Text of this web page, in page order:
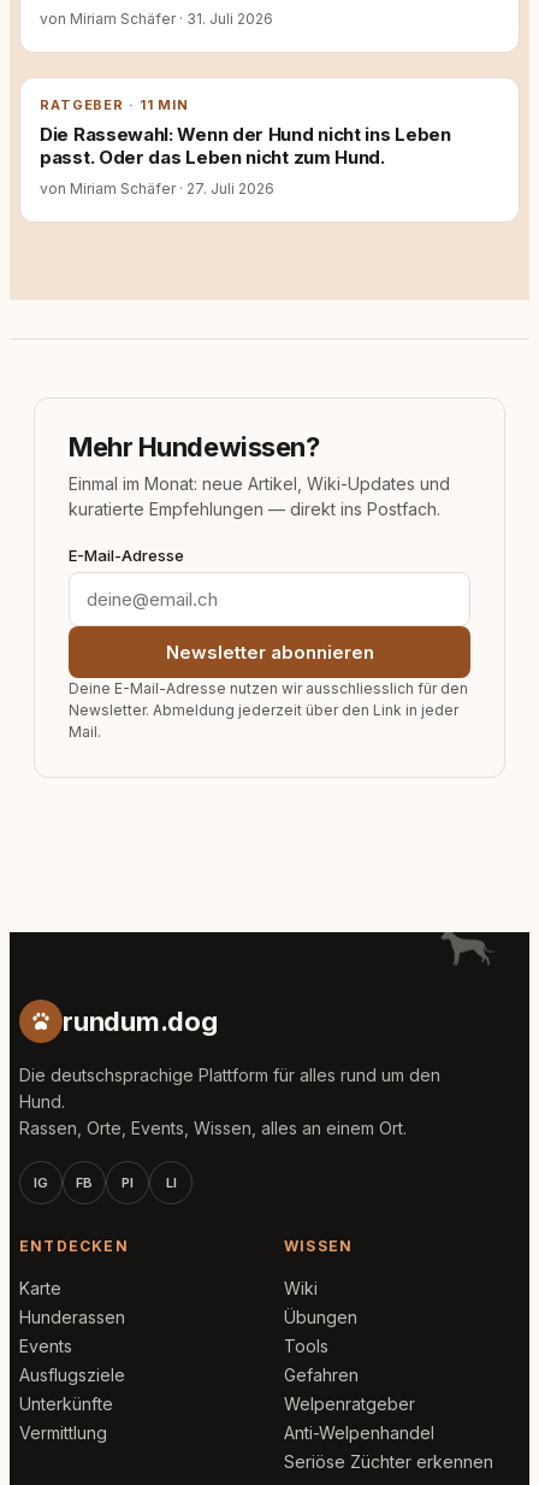
von Miriam Schäfer · 31. Juli 2026
RATGEBER · 11 MIN
Die Rassewahl: Wenn der Hund nicht ins Leben
passt. Oder das Leben nicht zum Hund.
von Miriam Schäfer · 27. Juli 2026
Mehr Hundewissen?
Einmal im Monat: neue Artikel, Wiki-Updates und
kuratierte Empfehlungen — direkt ins Postfach.
E-Mail-Adresse
Newsletter abonnieren
Deine E-Mail-Adresse nutzen wir ausschliesslich für den
Newsletter. Abmeldung jederzeit über den Link in jeder
Mail.
rundum.dog
Die deutschsprachige Plattform für alles rund um den
Hund.
Rassen, Orte, Events, Wissen, alles an einem Ort.
IG FB PI LI
ENTDECKEN
Karte
Hunderassen
Events
Ausflugsziele
Unterkünfte
Vermittlung
WISSEN
Wiki
Übungen
Tools
Gefahren
Welpenratgeber
Anti-Welpenhandel
Seriöse Züchter erkennen